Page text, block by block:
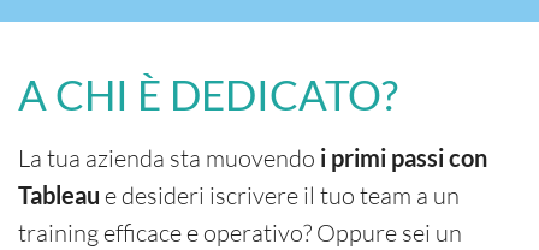
A CHI È DEDICATO?
La tua azienda sta muovendo i primi passi con
Tableau e desideri iscrivere il tuo team a un
training efficace e operativo? Oppure sei un